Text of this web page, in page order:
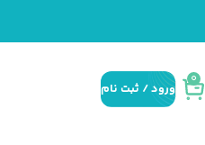
0
ورود / ثبت نام